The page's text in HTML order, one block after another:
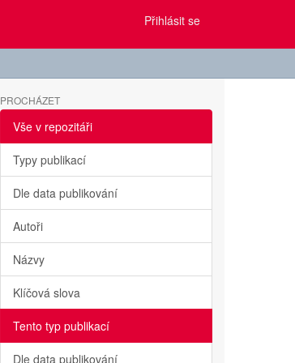
Přihlásit se
PROCHÁZET
Vše v repozitáři
Typy publikací
Dle data publikování
Autoři
Názvy
Klíčová slova
Tento typ publikací
Dle data publikování